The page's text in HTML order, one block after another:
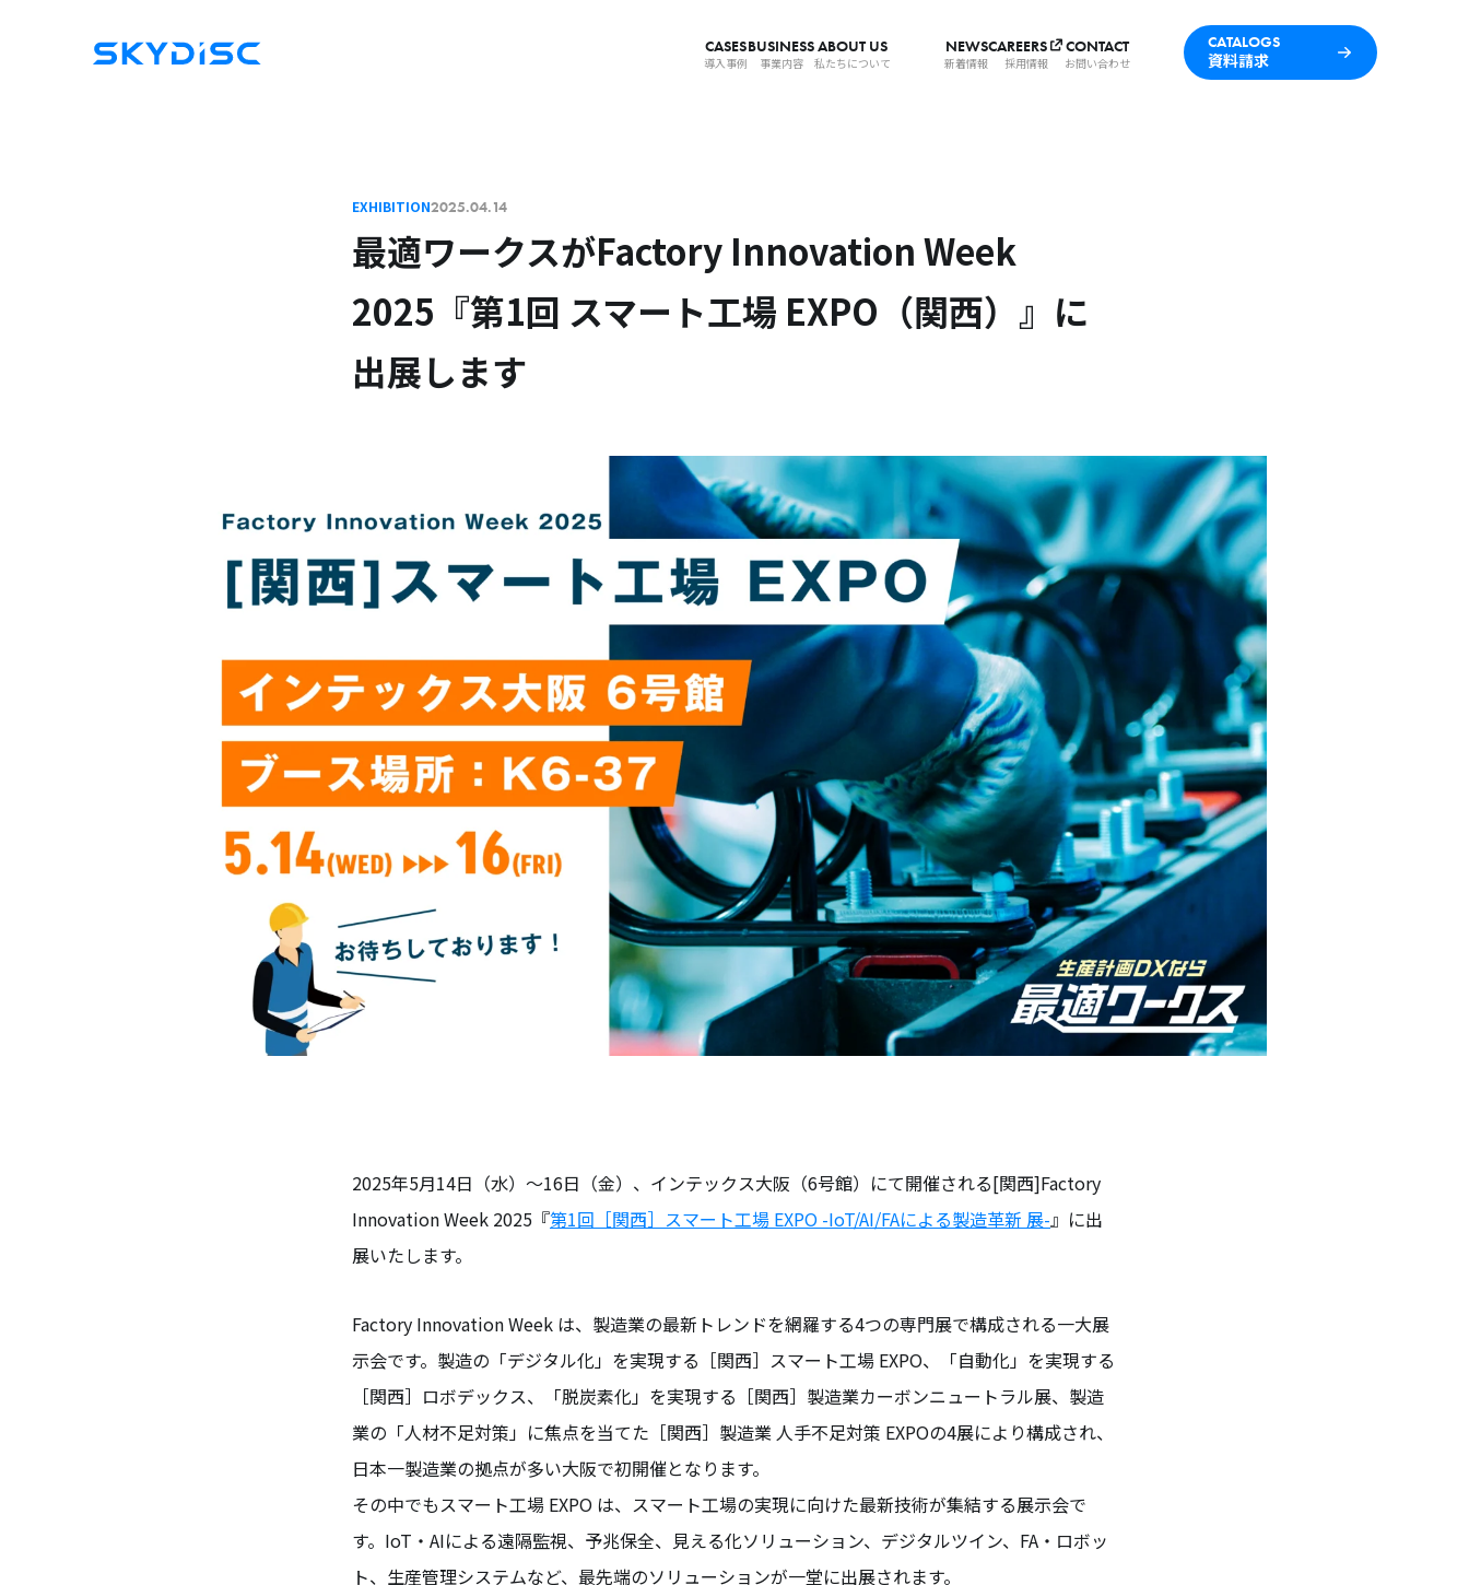
CASES
導入事例
BUSINESS
事業内容
ABOUT US
私たちについて
NEWS
新着情報
CAREERS
採用情報
CONTACT
お問い合わせ
CATALOGS
資料請求
EXHIBITION2025.04.14
最適ワークスがFactory Innovation Week
2025『第1回 スマート工場 EXPO（関西）』に
出展します
2025年5月14日（水）〜16日（金）、インテックス大阪（6号館）にて開催される[関西]Factory
Innovation Week 2025『第1回［関西］スマート工場 EXPO -IoT/AI/FAによる製造革新 展-』に出
展いたします。
Factory Innovation Week は、製造業の最新トレンドを網羅する4つの専門展で構成される一大展
示会です。製造の「デジタル化」を実現する［関西］スマート工場 EXPO、「自動化」を実現する
［関西］ロボデックス、「脱炭素化」を実現する［関西］製造業カーボンニュートラル展、製造
業の「人材不足対策」に焦点を当てた［関西］製造業 人手不足対策 EXPOの4展により構成され、
日本一製造業の拠点が多い大阪で初開催となります。
その中でもスマート工場 EXPO は、スマート工場の実現に向けた最新技術が集結する展示会で
す。IoT・AIによる遠隔監視、予兆保全、見える化ソリューション、デジタルツイン、FA・ロボッ
ト、生産管理システムなど、最先端のソリューションが一堂に出展されます。